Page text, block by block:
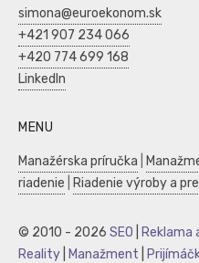
simona@euroekonom.sk
+421 907 234 066
+420 774 699 168
LinkedIn
MENU
Manažérska príručka
riadenie
Riadenie výroby a
© 2010 - 2026 SEO Reklama
Reality
Manažment